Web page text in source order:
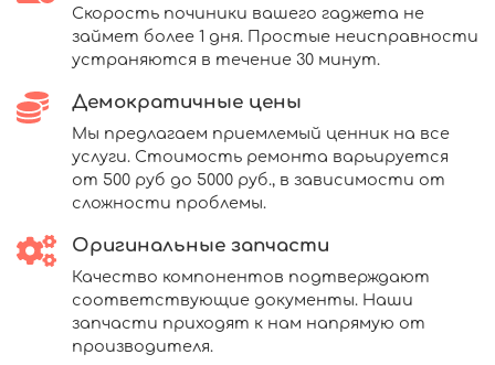
Скорость починики вашего гаджета не
займет более 1 дня. Простые неисправности
устраняются в течение 30 минут.
Демократичные цены
Мы предлагаем приемлемый ценник на все
услуги. Стоимость ремонта варьируется
от 500 руб до 5000 руб., в зависимости от
сложности проблемы.
Оригинальные запчасти
Качество компонентов подтверждают
соответствующие документы. Наши
запчасти приходят к нам напрямую от
производителя.